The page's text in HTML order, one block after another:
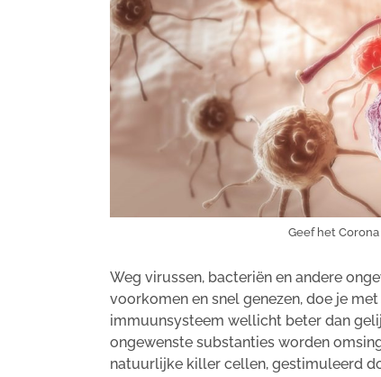
Geef het
Weg virussen, bacteriën en andere
voorkomen en snel genezen, doe je
immuunsysteem wellicht beter dan
ongewenste substanties worden
natuurlijke killer cellen, gestimuleerd